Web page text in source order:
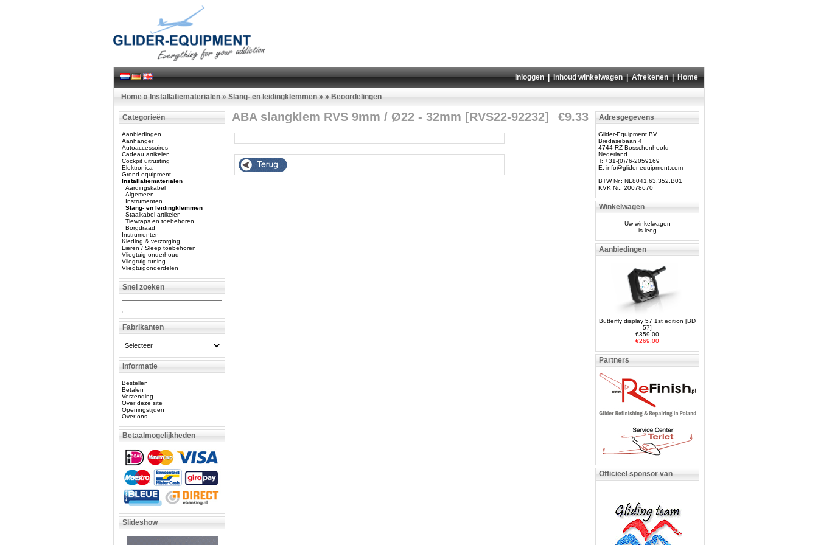
Inloggen|Inhoud winkelwagen|Afrekenen|Home
Home » Installatiematerialen » Slang- en leidingklemmen » » Beoordelingen
Categorieën
Aanbiedingen
Aanhanger
Autoaccessoires
Cadeau artikelen
Cockpit uitrusting
Elektronica
Grond equipment
Installatiematerialen
Aardingskabel
Algemeen
Instrumenten
Slang- en leidingklemmen
Staalkabel artikelen
Tiewraps en toebehoren
Borgdraad
Instrumenten
Kleding & verzorging
Lieren / Sleep toebehoren
Vliegtuig onderhoud
Vliegtuig tuning
Vliegtuigonderdelen
Snel zoeken
Fabrikanten
Informatie
Bestellen
Betalen
Verzending
Over deze site
Openingstijden
Over ons
Betaalmogelijkheden
Slideshow
ABA slangklem RVS 9mm / Ø22 - 32mm [RVS22-92232] €9.33 Adresgegevens
Glider-Equipment BV
Bredasebaan 4
4744 RZ Bosschenhoofd
Nederland
T: +31-(0)76-2059169
E: info@glider-equipment.com
BTW Nr.: NL8041.63.352.B01
KVK Nr.: 20078670
Winkelwagen
Uw winkelwagen
is leeg
Aanbiedingen
Butterfly display 57 1st edition [BD
57]
€359.00
€269.00
Partners
Officieel sponsor van